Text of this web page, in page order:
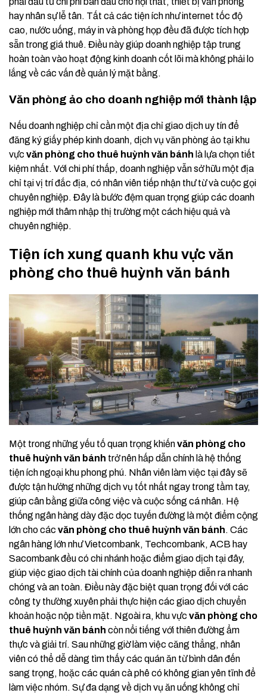
hay nhân sự lễ tân. Tất cả các tiện ích như internet tốc độ
cao, nước uống, máy in và phòng họp đều đã được tích hợp
sẵn trong giá thuê. Điều này giúp doanh nghiệp tập trung
hoàn toàn vào hoạt động kinh doanh cốt lõi mà không phải lo
lắng về các vấn đề quản lý mặt bằng.
Văn phòng ảo cho doanh nghiệp mới thành lập
Nếu doanh nghiệp chỉ cần một địa chỉ giao dịch uy tín để
đăng ký giấy phép kinh doanh, dịch vụ văn phòng ảo tại khu
vực văn phòng cho thuê huỳnh văn bánh là lựa chọn tiết
kiệm nhất. Với chi phí thấp, doanh nghiệp vẫn sở hữu một địa
chỉ tại vị trí đắc địa, có nhân viên tiếp nhận thư từ và cuộc gọi
chuyên nghiệp. Đây là bước đệm quan trọng giúp các doanh
nghiệp mới thâm nhập thị trường một cách hiệu quả và
chuyên nghiệp.
Tiện ích xung quanh khu vực văn
phòng cho thuê huỳnh văn bánh
Một trong những yếu tố quan trọng khiếnvăn phòng cho
thuê huỳnh văn bánh trở nên hấp dẫn chính là hệ thống
tiện ích ngoại khu phong phú. Nhân viên làm việc tại đây sẽ
được tận hưởng những dịch vụ tốt nhất ngay trong tầm tay,
giúp cân bằng giữa công việc và cuộc sống cá nhân. Hệ
thống ngân hàng dày đặc dọc tuyến đường là một điểm cộng
lớn cho các văn phòng cho thuê huỳnh văn bánh. Các
ngân hàng lớn như Vietcombank, Techcombank, ACB hay
Sacombank đều có chi nhánh hoặc điểm giao dịch tại đây,
giúp việc giao dịch tài chính của doanh nghiệp diễn ra nhanh
chóng và an toàn. Điều này đặc biệt quan trọng đối với các
công ty thường xuyên phải thực hiện các giao dịch chuyển
khoản hoặc nộp tiền mặt. Ngoài ra, khu vực văn phòng cho
thuê huỳnh văn bánh còn nổi tiếng với thiên đường ẩm
thực và giải trí. Sau những giờ làm việc căng thẳng, nhân
viên có thể dễ dàng tìm thấy các quán ăn từ bình dân đến
sang trọng, hoặc các quán cà phê có không gian yên tĩnh để
làm việc nhóm. Sự đa dạng về dịch vụ ăn uống không chỉ